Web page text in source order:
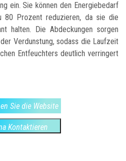
ein. Sie können den Energiebedarf
80 Prozent reduzieren, da sie die
halten. Die Abdeckungen sorgen
Verdunstung, sodass die Laufzeit
Entfeuchters deutlich verringert
Sie die Website
Kontaktieren